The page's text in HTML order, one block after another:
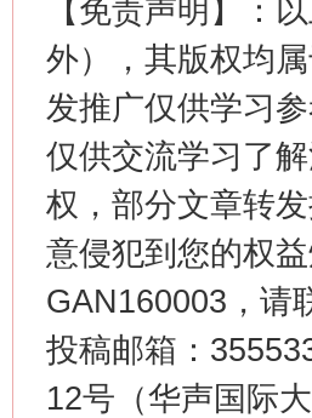
【免责声明】：
外），其版权均
发推广仅供学习
仅供交流学习了
权，部分文章转
意侵犯到您的权
GAN160003，请
投稿邮箱：
12号（华声国际
在谋一域中谋全局